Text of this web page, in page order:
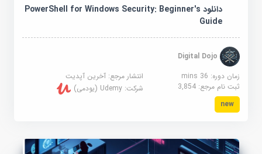
دانلود PowerShell for Windows Security: Beginner's
Guide
Digital Dojo
زمان دوره: 36 mins
انتشار مرجع:آخرین آپدیت
ثبت نام مرجع:3,854 شرکت:Udemy (یودمی)
new